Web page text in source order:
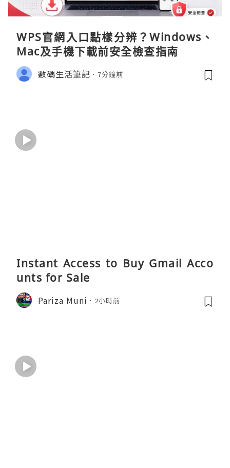
WPS官網入口點樣分辨？Windows、
Mac及手機下載前安全檢查指南
數碼生活筆記 7分鐘前
Instant Access to Buy Gmail Acco
unts for Sale
Pariza Muni 2小時前